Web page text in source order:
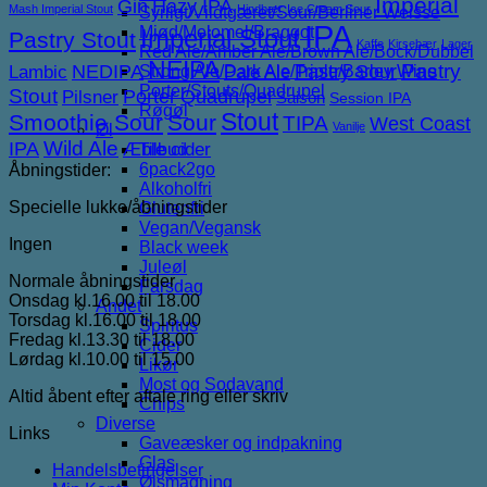
Syrligt/Vildtgæret/Sour/Berliner Weisse
Mjød/Melomel/Braggot
Red Ale/Amber Ale/Brown Ale/Bock/Dubbel
Strong Ale/Dark Ale/Triple/Barley Wine
Porter/Stouts/Quadrupel
Røgøl
Øl
Tilbud
6pack2go
Alkoholfri
Glutenfri
Vegan/Vegansk
Black week
Juleøl
Farsdag
Andet
Spiritus
Cider
Likør
Most og Sodavand
Chips
Diverse
Gaveæsker og indpakning
Glas
Ølsmagning
Mash Imperial Stout GinHazy IPA Hindbær Ice Cream Sour
Pastry StoutImperial StoutIPA Kaffe Kirsebær Lager
Lambic NEDIPANEIPA Pale Ale Pastry SourPastry
Stout Pilsner Porter Quadrupel Saison Session IPA
Smoothie SourSour StoutTIPA Vanilje West Coast
IPAWild Ale Æble cider
Åbningstider:
Specielle lukke/åbningstider
Ingen
Normale åbningstider
Onsdag kl.16.00 til 18.00
Torsdag kl.16.00 til 18.00
Fredag kl.13.30 til 18.00
Lørdag kl.10.00 til 15.00
Altid åbent efter aftale ring eller skriv
Links
Handelsbetingelser